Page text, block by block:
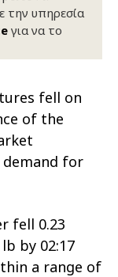
την υπηρεσία
για να το
fell on
of the
for
fell 0.23
by 02:17
a range of